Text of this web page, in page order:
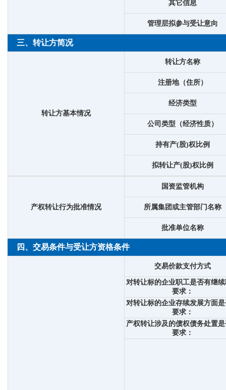
其它信息
管理层拟参与受让意向
三、转让方简况
转让方基本情况
转让方名称
注册地（住所）
经济类型
公司类型（经济性质）
持有产(股)权比例
拟转让产(股)权比例
产权转让行为批准情况
国资监管机构
所属集团或主管部门名称
批准单位名称
四、交易条件与受让方资格条件
交易价款支付方式
对转让标的企业职工是否有继
要求：
对转让标的企业存续发展方面
要求：
产权转让涉及的债权债务处置
要求：